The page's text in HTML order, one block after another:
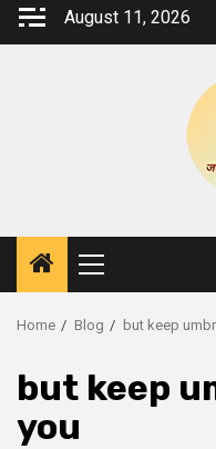
Skip
August 11, 2026
Primary
Menu
Home Blog but keep
but keep
you